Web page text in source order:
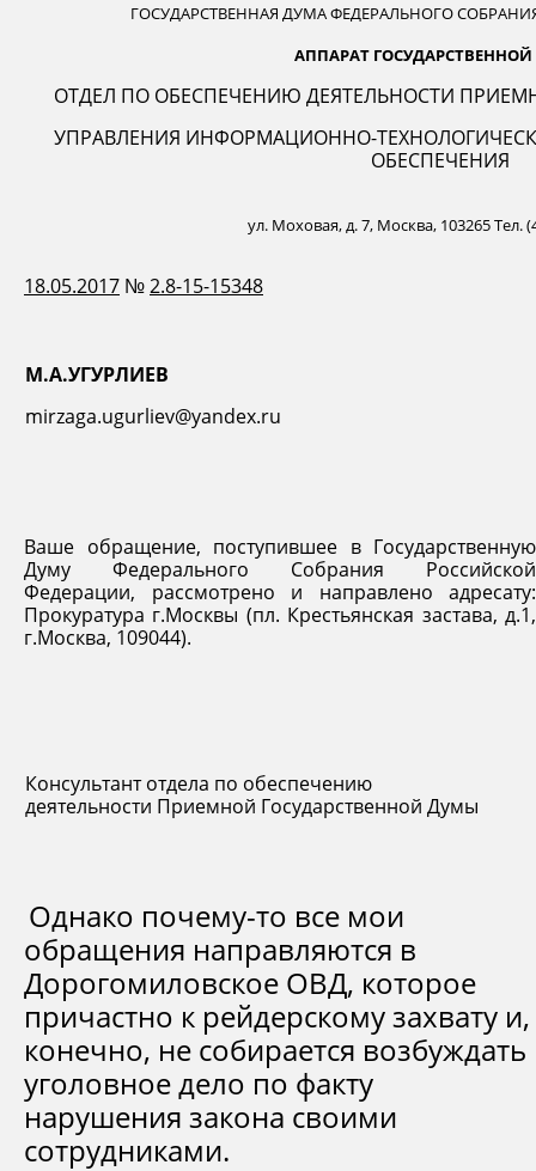
ГОСУДАРСТВЕННАЯ ДУМА ФЕДЕРАЛЬНОГО
АППАРАТ
ОТДЕЛ ПО ОБЕСПЕЧЕНИЮ ДЕЯТЕЛЬНОСТИ
УПРАВЛЕНИЯ ИНФОРМАЦИОННО-
ОБЕСПЕЧЕНИЯ
ул. Моховая, д. 7, Москва, 103265 Тел.
18.05.2017 №2.8-15-15348
М.А.УГУРЛИЕВ
mirzaga.ugurliev@yandex.ru
Ваше обращение, поступившее в Государственную
Думу Федерального Собрания Российской
Федерации, рассмотрено и направлено адресату:
Прокуратура г.Москвы (пл. Крестьянская застава, д.1,
г.Москва, 109044).
Консультант отдела по обеспечению
деятельности Приемной Государственной Думы
Однако почему-то все мои
обращения направляются в
Дорогомиловское ОВД, которое
причастно к рейдерскому захвату и,
конечно, не собирается возбуждать
уголовное дело по факту
нарушения закона своими
сотрудниками.